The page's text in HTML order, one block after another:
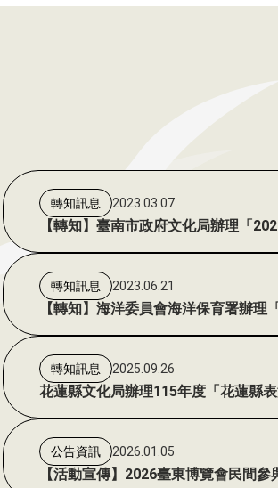
轉知訊息 2023.03.07
【轉知】臺南市政府文化局辦理「
轉知訊息 2023.06.21
【轉知】海洋委員會海洋保育署辦理
轉知訊息 2025.09.26
花蓮縣文化局辦理115年度「花蓮縣
公告資訊 2026.01.05
【活動宣傳】2026臺東博覽會民間